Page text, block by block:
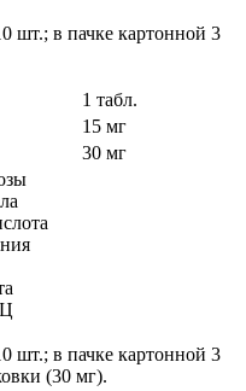
шт.; в пачке картонной 3
1 табл.
15 мг
30 мг
шт.; в пачке картонной 3
(30 мг).